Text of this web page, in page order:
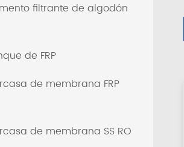
filtrante de algodón
de FRP
de membrana FRP
de membrana SS RO